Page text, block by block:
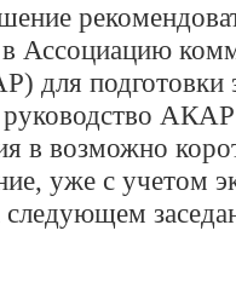
в Ассоциацию
для подготовки
в возможно
уже с учетом